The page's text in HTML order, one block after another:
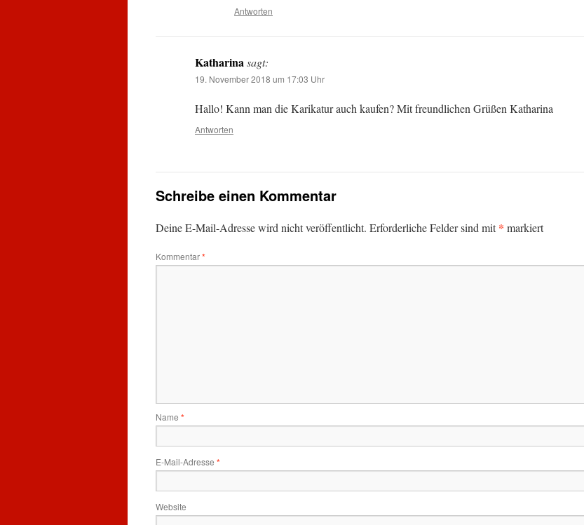
Antworten
Katharinasagt:
19. November 2018 um 17:03 Uhr
Hallo! Kann man die Karikatur auch kaufen? Mit freundlichen Grüßen Katharina
Antworten
Schreibe einen Kommentar
Deine E-Mail-Adresse wird nicht veröffentlicht. Erforderliche Felder sind mit* markiert
Kommentar*
Name *
E-Mail-Adresse *
Website